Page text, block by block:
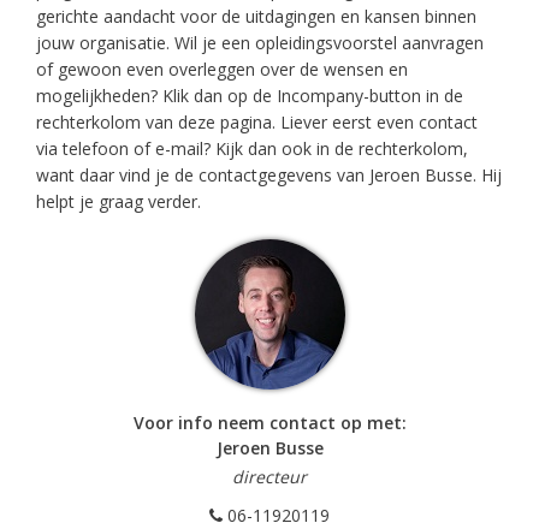
gerichte aandacht voor de uitdagingen en kansen binnen
jouw organisatie. Wil je een opleidingsvoorstel aanvragen
of gewoon even overleggen over de wensen en
mogelijkheden? Klik dan op de Incompany-button in de
rechterkolom van deze pagina. Liever eerst even contact
via telefoon of e-mail? Kijk dan ook in de rechterkolom,
want daar vind je de contactgegevens van Jeroen Busse. Hij
helpt je graag verder.
Voor info neem contact op met:
Jeroen Busse
directeur
06-11920119